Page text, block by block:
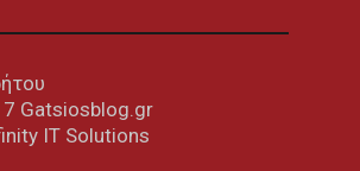
Gatsiosblog.gr
IT Solutions